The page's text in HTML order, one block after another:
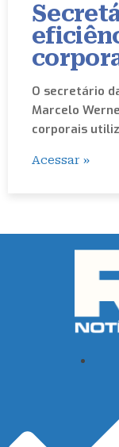
O secretário
Marcelo
corporais
Acessar »